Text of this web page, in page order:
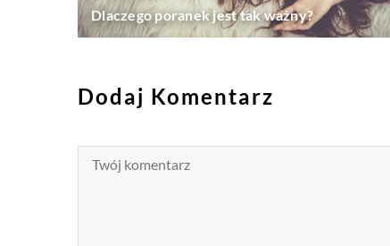
Dlaczego poranek jest tak ważny?
Dodaj Komentarz